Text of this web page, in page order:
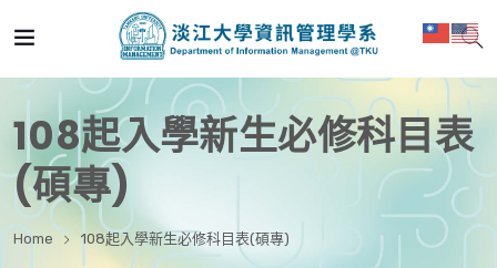
108起入學新生必修科目表
(碩專)
Home 108起入學新生必修科目表(碩專)